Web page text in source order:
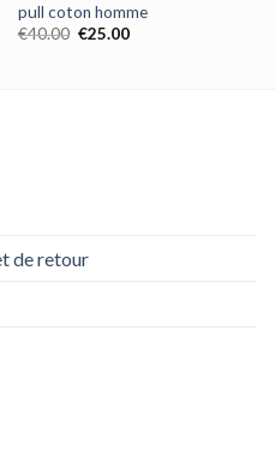
pull coton homme
€40.00 €25.00
de retour